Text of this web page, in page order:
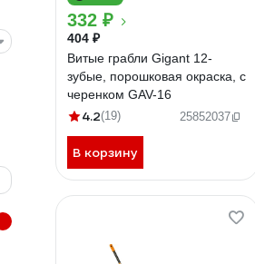
332 ₽
404 ₽
Витые грабли Gigant 12-
зубые, порошковая окраска, с
черенком GAV-16
4.2(19) 25852037
В корзину